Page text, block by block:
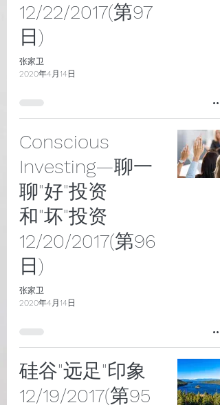
12/22/2017(第97
日)
张家卫
2020年4月14日
Conscious
Investing—聊一
聊"好"投资
和"坏"投资
12/20/2017(第96
日)
张家卫
2020年4月14日
硅谷"远足"印象
12/19/2017(第95